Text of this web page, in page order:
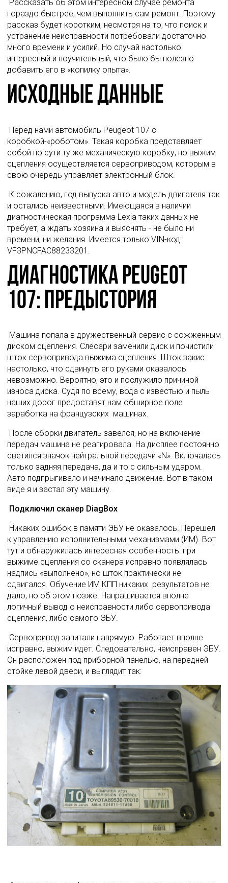
гораздо быстрее, чем выполнить сам ремонт. Поэтому
рассказ будет коротким, несмотря на то, что поиск и
устранение неисправности потребовали достаточно
много времени и усилий. Но случай настолько
интересный и поучительный, что было бы полезно
добавить его в «копилку опыта».
Исходные данные
коробкой-«роботом». Такая коробка представляет
собой по сути ту же механическую коробку, но выжим
сцепления осуществляется сервоприводом, которым в
свою очередь управляет электронный блок.
и остались неизвестными. Имеющаяся в наличии
диагностическая программа Lexia таких данных не
требует, а ждать хозяина и выяснять - не было ни
времени, ни желания. Имеется только VIN-код:
VF3PNCFAC88233201.
Диагностика Peugeot
107: предыстория
диском сцепления. Слесари заменили диск и почистили
шток сервопривода выжима сцепления. Шток закис
настолько, что сдвинуть его руками оказалось
невозможно. Вероятно, это и послужило причиной
износа диска. Судя по всему, вода с известью и пыль
наших дорог предоставят нам обширное поле
заработка на французских  машинах.
передач машина не реагировала. На дисплее постоянно
светился значок нейтральной передачи «N». Включалась
только задняя передача, да и то с сильным ударом.
Авто подпрыгивало и начинало движение. Вот в таком
виде я и застал эту машину.
Подключил сканер DiagBox
к управлению исполнительными механизмами (ИМ). Вот
тут и обнаружилась интересная особенность: при
выжиме сцепления со сканера исправно появлялась
надпись «выполнено», но шток практически не
сдвигался. Обучение ИМ КПП никаких  результатов не
дало, но об этом позже. Напрашивается вполне
логичный вывод о неисправности либо сервопривода
сцепления, либо самого ЭБУ.
исправно, выжим идет. Следовательно, неисправен ЭБУ.
Он расположен под приборной панелью, на передней
стойке левой двери, и выглядит так: